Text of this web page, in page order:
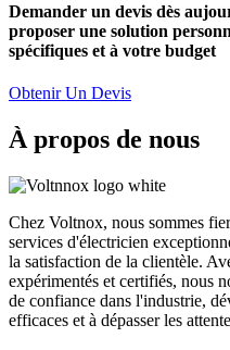
Demander un devis dès
proposer une solution
spécifiques et à votre budget
Obtenir Un Devis
À propos de nous
Chez Voltnox, nous sommes
services d'électricien
la satisfaction de la clientèle.
expérimentés et certifiés, nous
de confiance dans l'industrie,
efficaces et à dépasser les